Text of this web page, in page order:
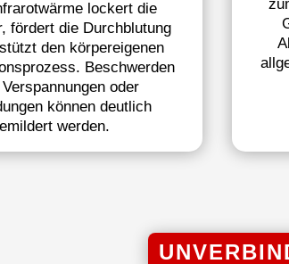
lockert die
fördert die Durchblutung
den körpereigenen
Beschwerden
oder
können deutlich
werden.